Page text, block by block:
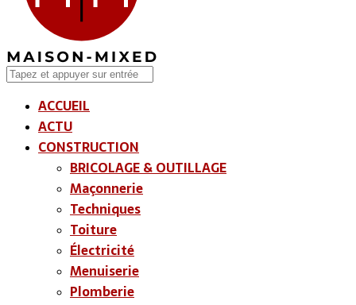
ACCUEIL
ACTU
CONSTRUCTION
BRICOLAGE & OUTILLAGE
Maçonnerie
Techniques
Toiture
Électricité
Menuiserie
Plomberie